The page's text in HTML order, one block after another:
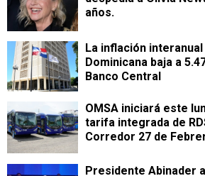
años.
La inflación
Dominicana baja a
Banco Central
OMSA iniciará este
tarifa integrada de
Corredor 27 de
Presidente Abinader